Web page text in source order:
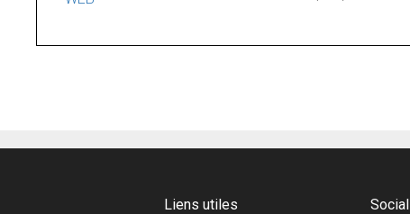
Liens utiles Social